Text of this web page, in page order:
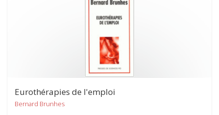
Eurothérapies de l'emploi
Bernard Brunhes